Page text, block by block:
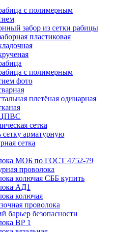
с полимерным
забор из сетки рабицы
пластиковая
с полимерным
фото
плетёная одинарная
ЦПВС
сетка
сетку арматурную
сетка
МОБ по ГОСТ 4752-79
проволока
колючая СББ купить
АД1
колючая
проволока
барьер безопасности
ВР 1